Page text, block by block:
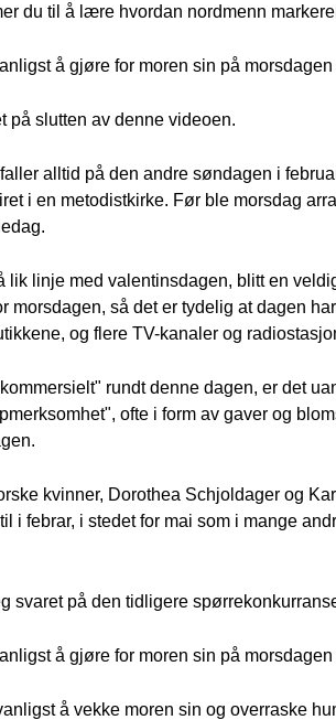
du til å lære hvordan nordmenn
å gjøre for moren sin på
på slutten av denne videoen.
alltid på den andre søndagen i
i en metodistkirke. Før ble morsdag
lik linje med valentinsdagen, blitt en
morsdagen, så det er tydelig at dagen
og flere TV-kanaler og
rundt denne dagen, er det
ofte i form av gaver og
kvinner, Dorothea Schjoldager og
i febrar, i stedet for mai som i mange
svaret på den tidligere
å gjøre for moren sin på
å vekke moren sin og overraske